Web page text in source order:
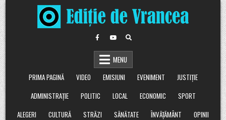
Skip
to
content
MENU
PRIMA PAGINĂ
VIDEO EMISIUNI EVENIMENT
JUSTIȚIE
ADMINISTRAȚIE
POLITIC LOCAL ECONOMIC
SPORT
ALEGERI
CULTURĂ STRĂZI SĂNĂTATE ÎNVĂȚĂMÂNT
OPINII